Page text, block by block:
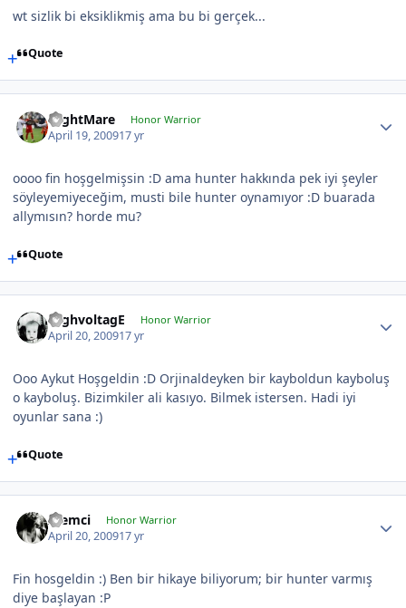
wt sizlik bi eksiklikmiş ama bu bi gerçek...
Quote
NightMare Honor Warrior
April 19, 200917 yr
oooo fin hoşgelmişsin :D ama hunter hakkında pek iyi şeyler
söyleyemiyeceğim, musti bile hunter oynamıyor :D buarada
allymısın? horde mu?
Quote
HighvoltagE Honor Warrior
April 20, 200917 yr
Ooo Aykut Hoşgeldin :D Orjinaldeyken bir kayboldun kayboluş
o kayboluş. Bizimkiler ali kasıyo. Bilmek istersen. Hadi iyi
oyunlar sana :)
Quote
Alemci Honor Warrior
April 20, 200917 yr
Fin hosgeldin :) Ben bir hikaye biliyorum; bir hunter varmış
diye başlayan :P